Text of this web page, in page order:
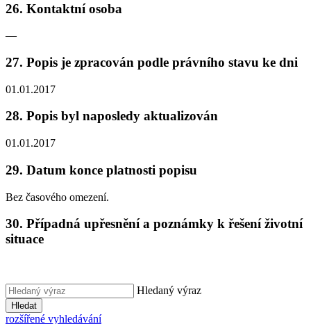
26. Kontaktní osoba
—
27. Popis je zpracován podle právního stavu ke dni
01.01.2017
28. Popis byl naposledy aktualizován
01.01.2017
29. Datum konce platnosti popisu
Bez časového omezení.
30. Případná upřesnění a poznámky k řešení životní
situace
Hledaný výraz
Hledat
rozšířené vyhledávání